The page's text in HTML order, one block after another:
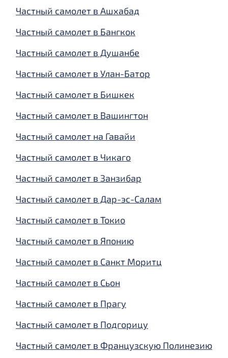
Частный самолет в Ашхабад
Частный самолет в Бангкок
Частный самолет в Душанбе
Частный самолет в Улан-Батор
Частный самолет в Бишкек
Частный самолет в Вашингтон
Частный самолет на Гавайи
Частный самолет в Чикаго
Частный самолет в Занзибар
Частный самолет в Дар-эс-Салам
Частный самолет в Токио
Частный самолет в Японию
Частный самолет в Санкт Моритц
Частный самолет в Сьон
Частный самолет в Прагу
Частный самолет в Подгорицу
Частный самолет в Французскую Полинезию